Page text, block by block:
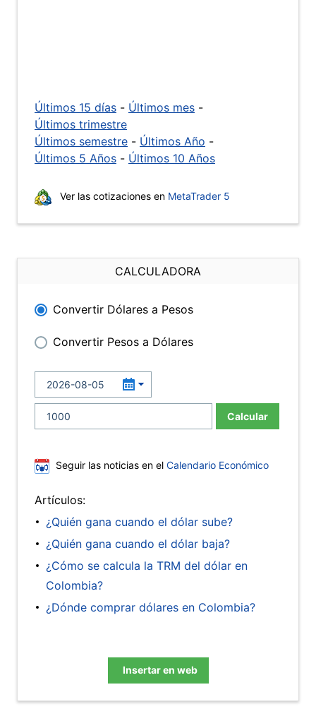
Últimos 15 días - Últimos mes -
Últimos trimestre
Últimos semestre - Últimos Año -
Últimos 5 Años - Últimos 10 Años
Ver las cotizaciones en MetaTrader 5
CALCULADORA
Convertir Dólares a Pesos
Convertir Pesos a Dólares
Calcular
Seguir las noticias en el Calendario Económico
Artículos:
¿Quién gana cuando el dólar sube?
¿Quién gana cuando el dólar baja?
¿Cómo se calcula la TRM del dólar en
Colombia?
¿Dónde comprar dólares en Colombia?
Insertar en web